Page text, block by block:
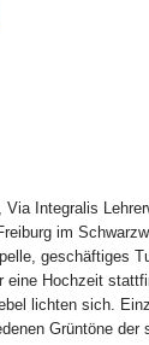
Integralis
im
geschäftiges
eine Hochzeit
lichten sich.
Grüntöne der